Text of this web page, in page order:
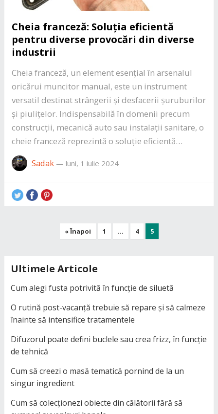
Cheia franceză: Soluția eficientă
pentru diverse provocări din diverse
industrii
Cheia franceză, un element esențial în arsenalul
oricărui muncitor manual, este un instrument
versatil destinat strângerii și desfacerii șuruburilor
și piulițelor. Indispensabilă în domenii precum
construcții, mecanică auto sau instalații sanitare, o
cheie franceză reprezintă o soluție eficientă…
Sadak— luni, 1 iulie 2024
« Înapoi 1 … 4 5
Ultimele Articole
Cum alegi fusta potrivită în funcție de siluetă
O rutină post-vacanță trebuie să repare și să calmeze
înainte să intensifice tratamentele
Difuzorul poate defini buclele sau crea frizz, în funcție
de tehnică
Cum să creezi o masă tematică pornind de la un
singur ingredient
Cum să colecționezi obiecte din călătorii fără să